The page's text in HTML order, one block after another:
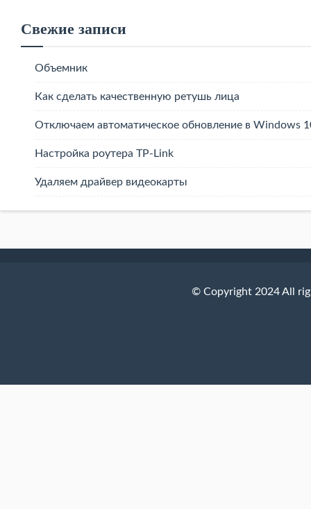
Свежие записи
Объемник
Как сделать качественную ретушь лица
Отключаем автоматическое обновление в Windows
Настройка роутера TP-Link
Удаляем драйвер видеокарты
© Copyright 2024 All